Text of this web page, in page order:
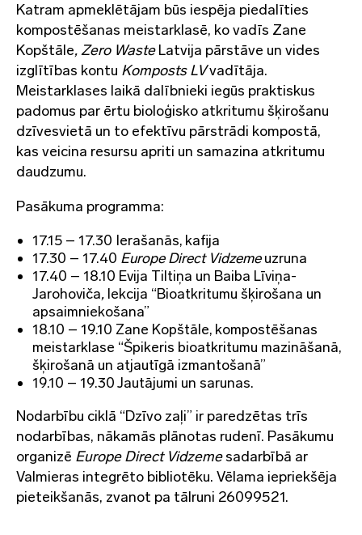
Katram apmeklētājam būs iespēja piedalīties
kompostēšanas meistarklasē, ko vadīs Zane
Kopštāle, Zero WasteLatvija pārstāve un vides
izglītības kontu Komposts LVvadītāja.
Meistarklases laikā dalībnieki iegūs praktiskus
padomus par ērtu bioloģisko atkritumu šķirošanu
dzīvesvietā un to efektīvu pārstrādi kompostā,
kas veicina resursu apriti un samazina atkritumu
daudzumu.
Pasākuma programma:
17.15 – 17.30 Ierašanās, kafija
17.30 – 17.40 Europe Direct Vidzemeuzruna
17.40 – 18.10 Evija Tiltiņa un Baiba Līviņa-
Jarohoviča, lekcija “Bioatkritumu šķirošana un
apsaimniekošana”
18.10 – 19.10 Zane Kopštāle, kompostēšanas
meistarklase “Špikeris bioatkritumu mazināšanā,
šķirošanā un atjautīgā izmantošanā”
19.10 – 19.30 Jautājumi un sarunas.
Nodarbību ciklā “Dzīvo zaļi” ir paredzētas trīs
nodarbības, nākamās plānotas rudenī. Pasākumu
organizē Europe Direct Vidzemesadarbībā ar
Valmieras integrēto bibliotēku. Vēlama iepriekšēja
pieteikšanās, zvanot pa tālruni 26099521.